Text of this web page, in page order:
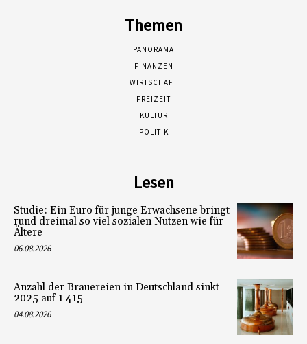
Themen
PANORAMA
FINANZEN
WIRTSCHAFT
FREIZEIT
KULTUR
POLITIK
Lesen
Studie: Ein Euro für junge Erwachsene bringt
rund dreimal so viel sozialen Nutzen wie für
Ältere
06.08.2026
Anzahl der Brauereien in Deutschland sinkt
2025 auf 1 415
04.08.2026